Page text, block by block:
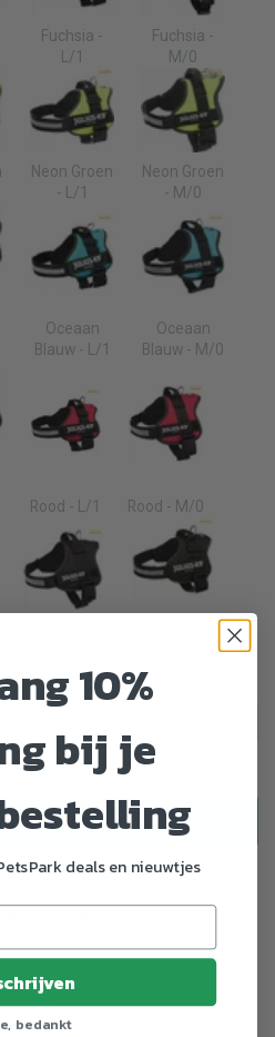
Fuchsia -
L/1
Fuchsia -
M/0
Neon Groen
- L/1
Neon Groen
- M/0
Oceaan
Blauw - L/1
Oceaan
Blauw - M/0
Rood - L/1 Rood - M/0
€ 39,-
10%
bij je
deals en nieuwtjes
bedankt